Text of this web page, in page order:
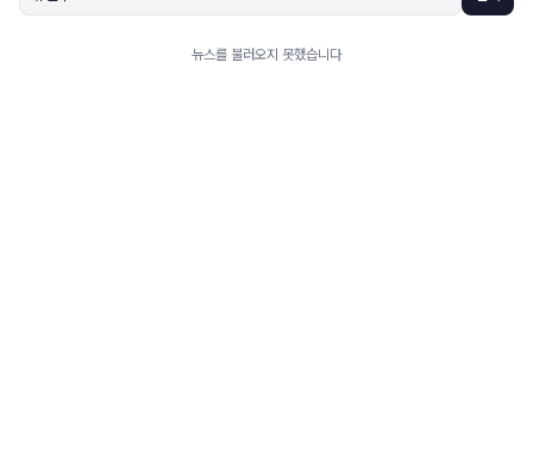
뉴스를 불러오지 못했습니다